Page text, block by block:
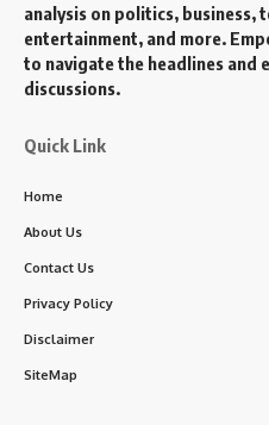
analysis on politics, business,
entertainment, and more.
to navigate the headlines and
discussions.
Quick Link
Home
About Us
Contact Us
Privacy Policy
Disclaimer
SiteMap